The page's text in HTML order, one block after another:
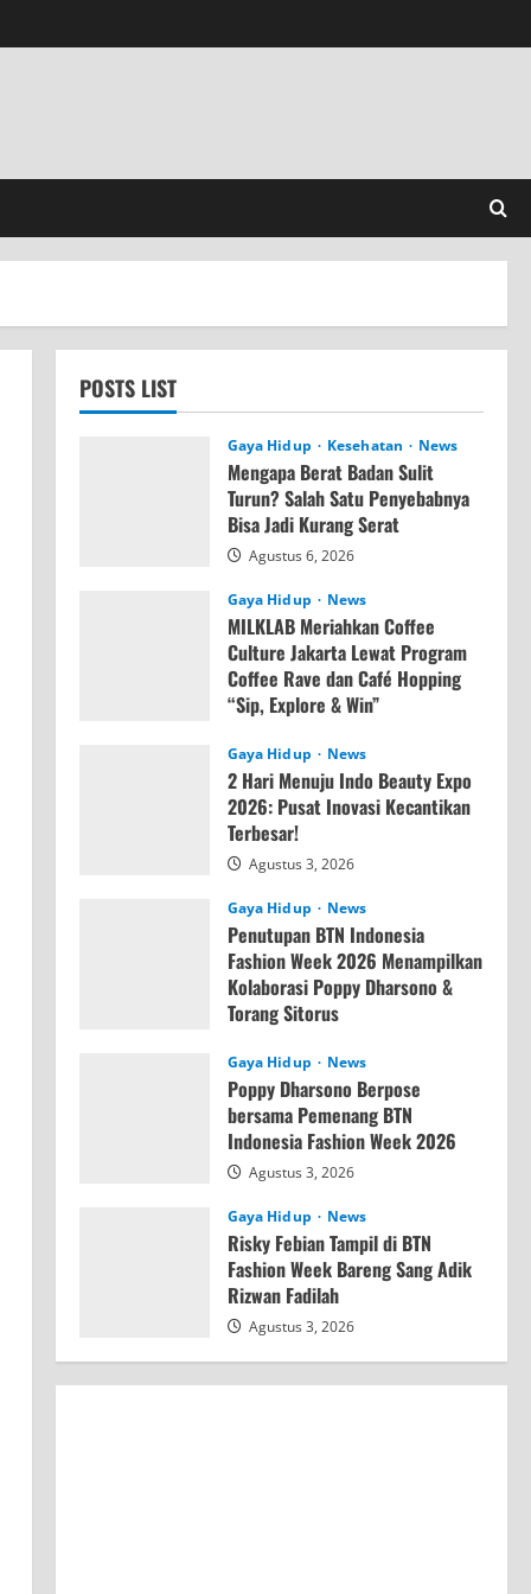
POSTS LIST
Gaya Hidup Kesehatan News
Mengapa Berat Badan Sulit
Turun? Salah Satu Penyebabnya
Bisa Jadi Kurang Serat
Agustus 6, 2026
Gaya Hidup News
MILKLAB Meriahkan Coffee
Culture Jakarta Lewat Program
Coffee Rave dan Café Hopping
“Sip, Explore & Win”
Gaya Hidup
News
2 Hari Menuju Indo Beauty Expo
2026: Pusat Inovasi Kecantikan
Terbesar!
Agustus 3, 2026
Gaya Hidup News
Penutupan BTN Indonesia
Fashion Week 2026 Menampilkan
Kolaborasi Poppy Dharsono &
Torang Sitorus
Gaya Hidup
News
Poppy Dharsono Berpose
bersama Pemenang BTN
Indonesia Fashion Week 2026
Agustus 3, 2026
Gaya Hidup News
Risky Febian Tampil di BTN
Fashion Week Bareng Sang Adik
Rizwan Fadilah
Agustus 3, 2026